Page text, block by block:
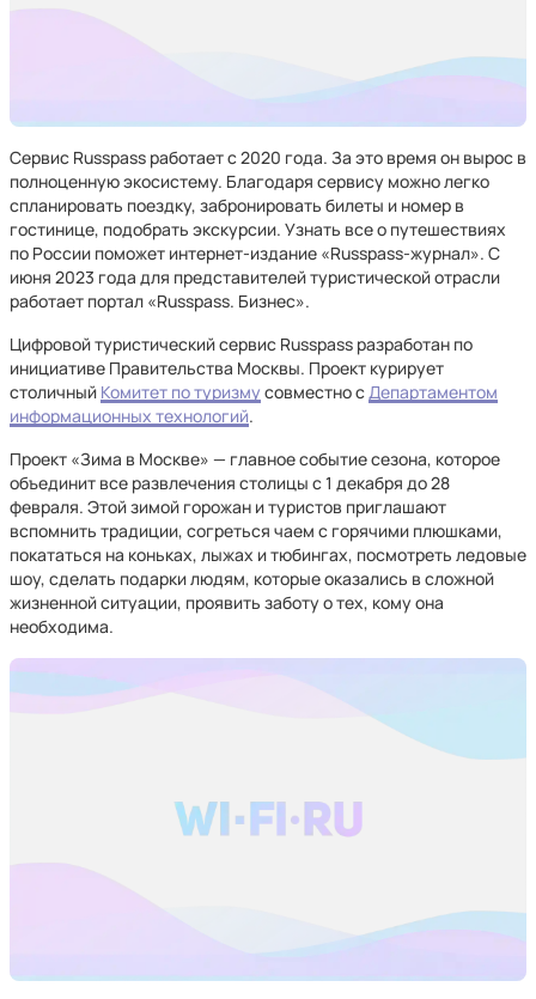
Сервис Russpass работает с 2020 года. За это время он вырос в
полноценную экосистему. Благодаря сервису можно легко
спланировать поездку, забронировать билеты и номер в
гостинице, подобрать экскурсии. Узнать все о путешествиях
по России поможет интернет-издание «Russpass-журнал». С
июня 2023 года для представителей туристической отрасли
работает портал «Russpass. Бизнес».
Цифровой туристический сервис Russpass разработан по
инициативе Правительства Москвы. Проект курирует
столичный Комитет по туризму совместно сДепартаментом
информационных технологий.
Проект «Зима в Москве» — главное событие сезона, которое
объединит все развлечения столицы с 1 декабря до 28
февраля. Этой зимой горожан и туристов приглашают
вспомнить традиции, согреться чаем с горячими плюшками,
покататься на коньках, лыжах и тюбингах, посмотреть ледовые
шоу, сделать подарки людям, которые оказались в сложной
жизненной ситуации, проявить заботу о тех, кому она
необходима.